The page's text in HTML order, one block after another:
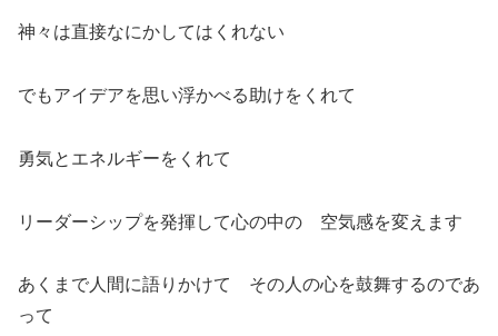
神々は直接なにかしてはくれない
でもアイデアを思い浮かべる助けをくれて
勇気とエネルギーをくれて
リーダーシップを発揮して心の中の 空気感を変えます
あくまで人間に語りかけて その人の心を鼓舞するのであ
って